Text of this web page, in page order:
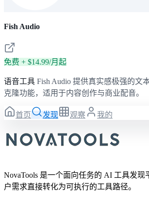
Fish Audio
免费 + $14.99/月起
语音工具 Fish Audio 提供真实感极强的文
克隆功能，适用于内容创作与商业配音。
首页 发现 观察 我的
NovaTools 是一个面向任务的 AI 工具发现
户需求直接转化为可执行的工具路径。